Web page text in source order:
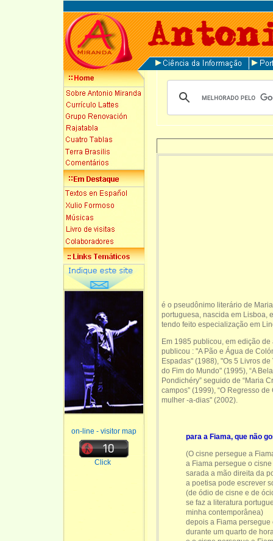
on-line - visitor map
Click
é o pseudônimo literário de
portuguesa, nascida em Lisboa,
tendo feito especialização em
Em 1985 publicou, em edição
publicou : "A Pão e Água de
Espadas" (1988), "Os 5 Livros
do Fim do Mundo" (1995), “A
Pondichéry” seguido de “Maria
campos” (1999), “O Regresso de
mulher -a-dias" (2002).
para a Fiama, que não
(O cisne persegue a
a Fiama persegue o
sarada a mão direita da
a poetisa pode escrever
(de ódio de cisne e de
se faz a literatura
minha contemporânea)
depois a Fiama
durante um quarto de